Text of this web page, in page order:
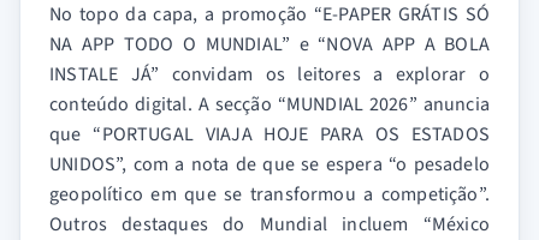
No topo da capa, a promoção “E-PAPER GRÁTIS SÓ
NA APP TODO O MUNDIAL” e “NOVA APP A BOLA
INSTALE JÁ” convidam os leitores a explorar o
conteúdo digital. A secção “MUNDIAL 2026” anuncia
que “PORTUGAL VIAJA HOJE PARA OS ESTADOS
UNIDOS”, com a nota de que se espera “o pesadelo
geopolítico em que se transformou a competição”.
Outros destaques do Mundial incluem “México